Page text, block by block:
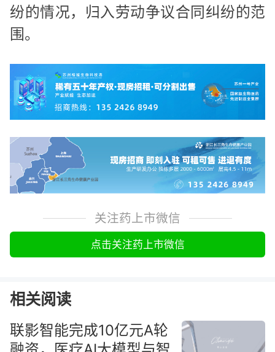
纷的情况，归入劳动争议合同纠纷的范
围。
关注药上市微信
点击关注药上市微信
相关阅读
联影智能完成10亿元A轮